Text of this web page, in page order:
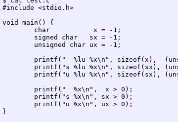
#include <stdio.h>
void main() {
}